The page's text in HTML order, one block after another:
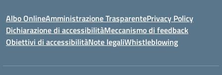
Albo OnlineAmministrazione TrasparentePrivacy Policy
Dichiarazione di accessibilitàMeccanismo di feedback
Obiettivi di accessibilitàNote legaliWhistleblowing